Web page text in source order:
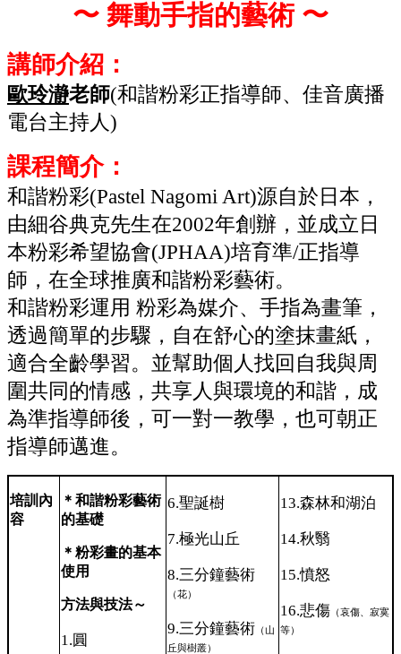
〜 舞動手指的藝術 〜
講師介紹：
歐玲瀞老師(和諧粉彩正指導師、佳音廣播
電台主持人)
課程簡介：
和諧粉彩(Pastel Nagomi Art)源自於日本，
由細谷典克先生在2002年創辦，並成立日
本粉彩希望協會(JPHAA)培育準/正指導
師，在全球推廣和諧粉彩藝術。
和諧粉彩運用 粉彩為媒介、手指為畫筆，
透過簡單的步驟，自在舒心的塗抹畫紙，
適合全齡學習。並幫助個人找回自我與周
圍共同的情感，共享人與環境的和諧，成
為準指導師後，可一對一教學，也可朝正
指導師邁進。
培訓內
容
＊和諧粉彩藝術
的基礎
＊粉彩畫的基本
使用
方法與技法～
1.圓
6.聖誕樹
7.極光山丘
8.三分鐘藝術
（花）
9.三分鐘藝術 （山
丘與樹叢）
13.森林和湖泊
14.秋翳
15.憤怒
16.悲傷 （哀傷、寂寞
等）